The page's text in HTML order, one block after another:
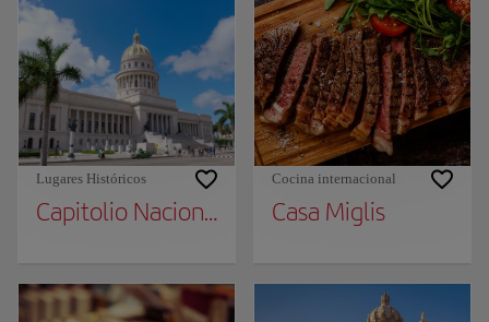
Lugares Históricos
Capitolio Nacional
Cocina internacional
Casa Miglis